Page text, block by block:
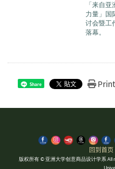
「来自
力量」国
讨会暨工
落幕。
Share
回到首页
版权所有 © 亚洲大学创意商品设计学系 All